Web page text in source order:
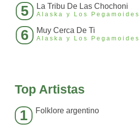
5 La Tribu De Las Chochoni
Alaska y Los Pegamoides
6 Muy Cerca De Ti
Alaska y Los Pegamoides
Top Artistas
1 Folklore argentino